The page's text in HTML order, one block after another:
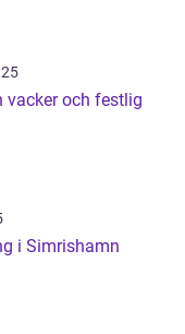
vacker och festlig
i Simrishamn